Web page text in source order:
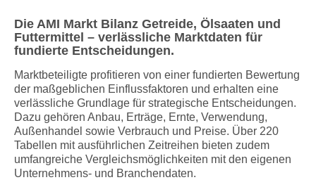
Die AMI Markt Bilanz Getreide, Ölsaaten und
Futtermittel – verlässliche Marktdaten für
fundierte Entscheidungen.
Marktbeteiligte profitieren von einer fundierten Bewertung
der maßgeblichen Einflussfaktoren und erhalten eine
verlässliche Grundlage für strategische Entscheidungen.
Dazu gehören Anbau, Erträge, Ernte, Verwendung,
Außenhandel sowie Verbrauch und Preise. Über 220
Tabellen mit ausführlichen Zeitreihen bieten zudem
umfangreiche Vergleichsmöglichkeiten mit den eigenen
Unternehmens- und Branchendaten.